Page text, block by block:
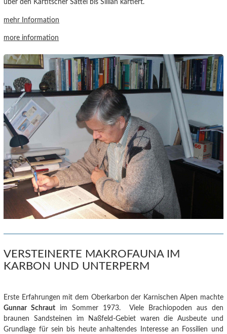
über den Kartitscher Sattel bis Sillian kartiert.
mehr Information
more information
VERSTEINERTE MAKROFAUNA IM
KARBON UND UNTERPERM
Erste Erfahrungen mit dem Oberkarbon der Karnischen Alpen machte
Gunnar Schraut im Sommer 1973. Viele Brachiopoden aus den
braunen Sandsteinen im Naßfeld-Gebiet waren die Ausbeute und
Grundlage für sein bis heute anhaltendes Interesse an Fossilien und